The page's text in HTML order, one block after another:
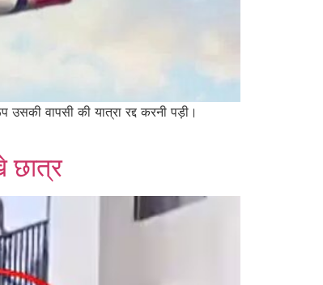
वापसी की यात्रा रद्द करनी पड़ी।
छात्र